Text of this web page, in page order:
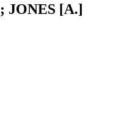
JONES [A.]